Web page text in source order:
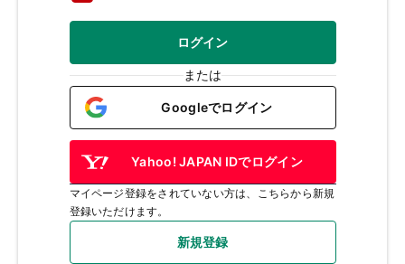
ログイン
または
Googleでログイン
Yahoo! JAPAN IDでログイン
マイページ登録をされていない方は、こちらから新規
登録いただけます。
新規登録